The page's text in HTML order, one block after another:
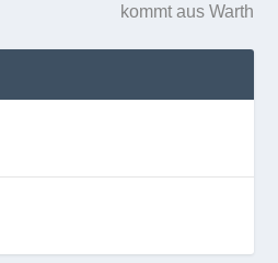
kommt aus Warth